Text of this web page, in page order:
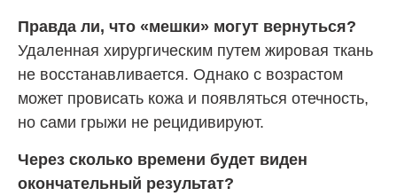
Правда ли, что «мешки» могут вернуться?
Удаленная хирургическим путем жировая ткань
не восстанавливается. Однако с возрастом
может провисать кожа и появляться отечность,
но сами грыжи не рецидивируют.
Через сколько времени будет виден
окончательный результат?